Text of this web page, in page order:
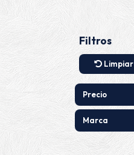
Filtros
Limpiar
Precio
Marca